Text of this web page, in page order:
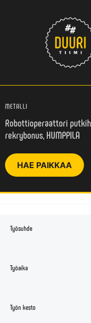
METALLI
Robottioperaattori
rekrybonus, HUMPPILA
HAE PAIKKAA
Työsuhde
Työaika
Työn kesto